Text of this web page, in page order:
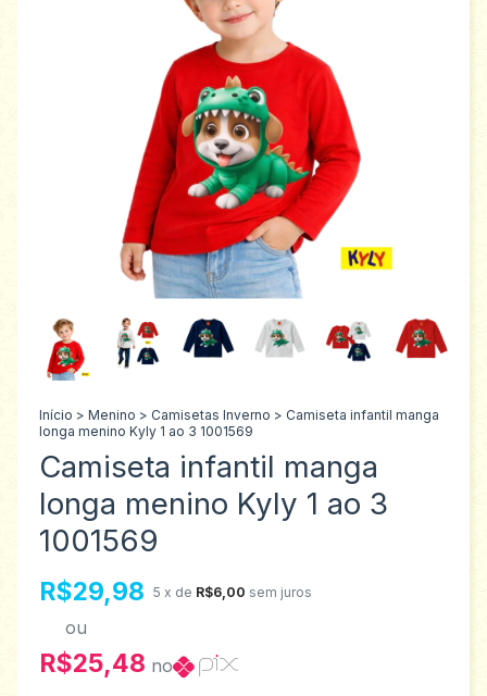
Início > Menino > Camisetas Inverno > Camiseta infantil manga
longa menino Kyly 1 ao 3 1001569
Camiseta infantil manga
longa menino Kyly 1 ao 3
1001569
R$29,98 5 x de R$6,00 sem juros
ou
R$25,48 no